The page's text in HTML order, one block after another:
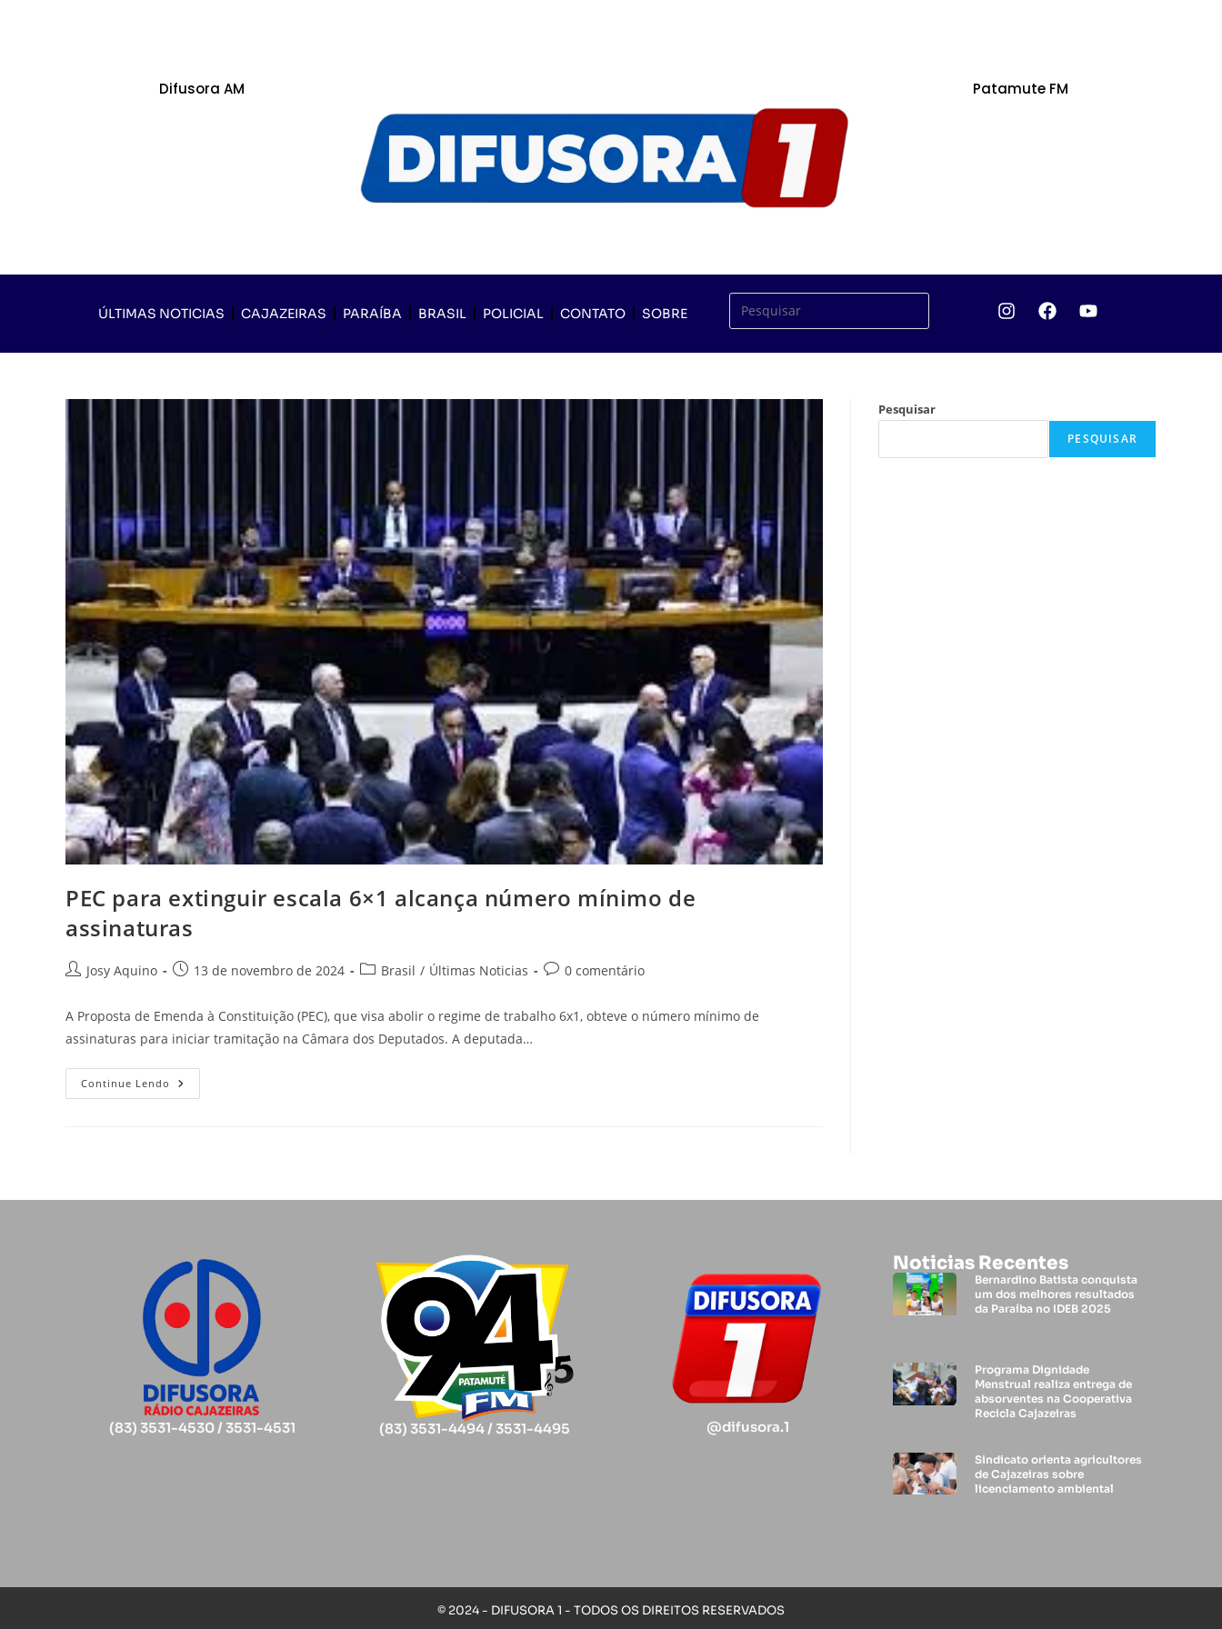
Difusora AM Patamute FM
ÚLTIMAS NOTICIAS CAJAZEIRAS PARAÍBA BRASIL POLICIAL CONTATO SOBRE
PEC para extinguir escala 6×1 alcança número mínimo de
assinaturas
Josy Aquino 13 de novembro de 2024 Brasil / Últimas Noticias 0 comentário
A Proposta de Emenda à Constituição (PEC), que visa abolir o regime de trabalho 6x1, obteve o número mínimo de
assinaturas para iniciar tramitação na Câmara dos Deputados. A deputada…
Continue Lendo
Pesquisar
PESQUISAR
(83) 3531-4530 / 3531-4531 (83) 3531-4494 / 3531-4495 @difusora.1
Noticias Recentes
Bernardino Batista conquista
um dos melhores resultados
da Paraíba no IDEB 2025
Programa Dignidade
Menstrual realiza entrega de
absorventes na Cooperativa
Recicla Cajazeiras
Sindicato orienta agricultores
de Cajazeiras sobre
licenciamento ambiental
© 2024 - DIFUSORA 1 - TODOS OS DIREITOS RESERVADOS